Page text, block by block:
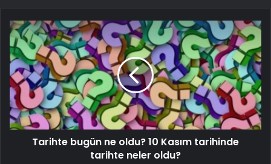
Tarihte bugün ne oldu? 10 Kasım tarihinde
tarihte neler oldu?